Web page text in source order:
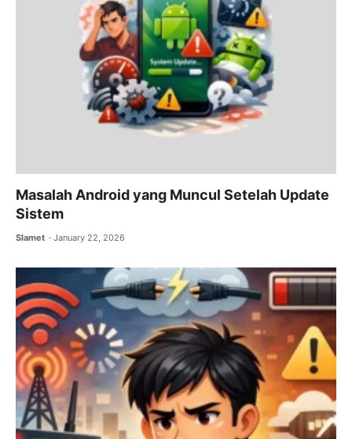
Masalah Android yang Muncul Setelah Update
Sistem
Slamet January 22, 2026